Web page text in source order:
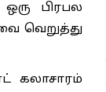
பிரபல
வெறுத்து
கலாசாரம்